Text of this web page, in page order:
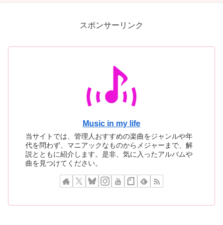
イデア」を拾い集め、つい
せた
スポンサーリンク
Music in my life
当サイトでは、管理人おすすめの楽曲をジャンルや年
代を問わず、マニアックなものからメジャーまで、解
説とともに紹介します。是非、気に入ったアルバムや
曲を見つけてください。